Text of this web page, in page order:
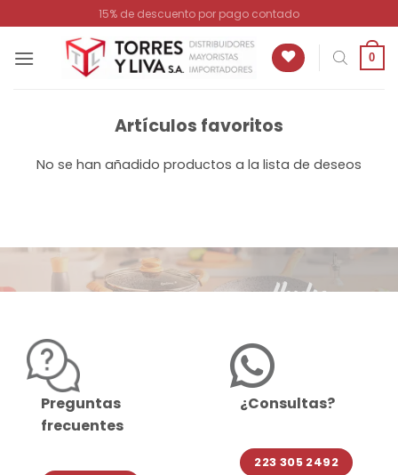
al
contenido
15% de descuento por pago contado
0
Artículos favoritos
No se han añadido productos a la lista de deseos
Preguntas
frecuentes
¿Consultas?
223 305 2492